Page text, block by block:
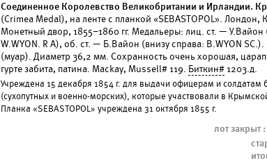
Соединенное Королевство Великобритании и Ирландии.
(Crimea Medal), на ленте с планкой «SEBASTOPOL». Лондон,
Монетный двор, 1855–1860 гг. Медальеры: лиц. ст. — У.Вайон
W.WYON. R A), об. ст. — Б.Вайон (внизу справа: B.WYON
(муар). Диаметр 36,2 мм. Сохранность очень хорошая,
гурте забита, патина. Mackay, Mussell# 119. Биткин# 1203.д.
Учреждена 15 декабря 1854 г. для выдачи офицерам и солдатам
(сухопутных и военно-морских), которые участвовали в
Планка «SEBASTOPOL» учреждена 31 октября 1855 г.